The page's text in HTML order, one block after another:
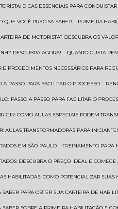
DICAS ESSENCIAIS PARA
QUE VOCÊ PRECISA SABER PRIMEIRA
DE MOTORISTA? DESCUBRA OS
DESCUBRA AGORA! QUANTO CUSTA
E PROCEDIMENTOS NECESSÁRIOS PARA
A PASSO PARA FACILITAR O PROCESSO
PASSO A PASSO PARA FACILITAR O
COMO AULAS ESPECIAIS PODEM
AULAS TRANSFORMADORAS PARA
EM SÃO PAULO TREINAMENTO PARA
DESCUBRA O PREÇO IDEAL E
HABILITADAS: COMO POTENCIALIZAR
SABER PARA OBTER SUA CARTEIRA DE